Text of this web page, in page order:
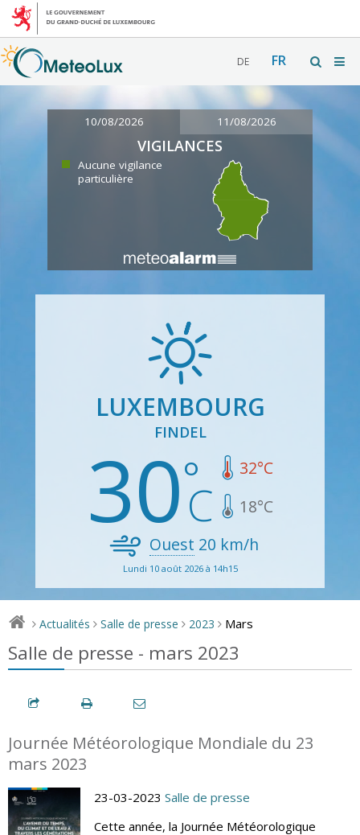
DE FR
10/08/2026 11/08/2026
VIGILANCES
Aucune vigilance
particulière
LUXEMBOURG
FINDEL
30 32°C
18°C
Ouest 20 km/h
Lundi 10 août 2026 à 14h15
> Actualités > Salle de presse > 2023 > Mars
Salle de presse - mars 2023
Journée Météorologique Mondiale du 23
mars 2023
23-03-2023 Salle de presse
Cette année, la Journée Météorologique